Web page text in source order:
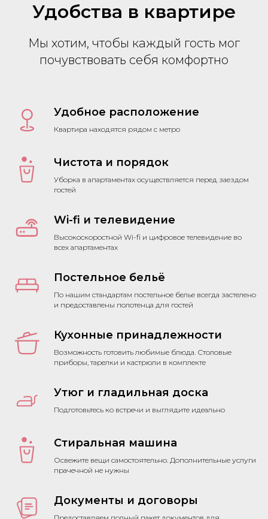
Удобства в квартире
Мы хотим, чтобы каждый гость мог
почувствовать себя комфортно
Удобное расположение
Квартира находятся рядом с метро
Чистота и порядок
Уборка в апартаментах осуществляется перед заездом
гостей
Wi-fi и телевидение
Высокоскоростной Wi-fi и цифровое телевидение во
всех апартаментах
Постельное бельё
По нашим стандартам постельное белье всегда застелено
и предоставлены полотенца для гостей
Кухонные принадлежности
Возможность готовить любимые блюда. Столовые
приборы, тарелки и кастрюли в комплекте
Утюг и гладильная доска
Подготовьтесь ко встречи и выглядите идеально
Стиральная машина
Освежите вещи самостоятельно. Дополнительные услуги
прачечной не нужны
Документы и договоры